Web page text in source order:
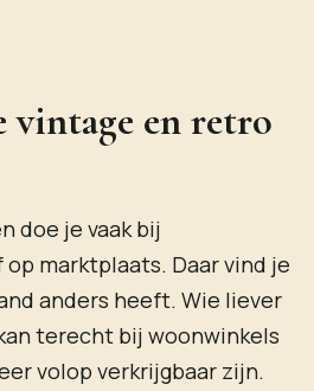
vintage en retro
doe je vaak bij
marktplaats. Daar vind je
anders heeft. Wie liever
terecht bij woonwinkels
volop verkrijgbaar zijn.